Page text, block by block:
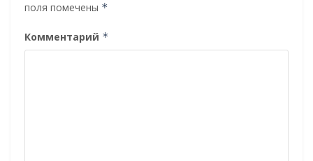
поля помечены *
Комментарий *